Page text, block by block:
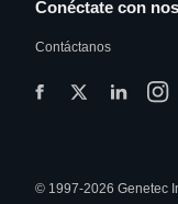
Conéctate con
Contáctanos
© 1997-2026 Genetec